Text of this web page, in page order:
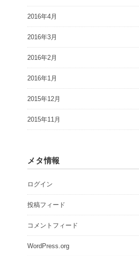
2016年4月
2016年3月
2016年2月
2016年1月
2015年12月
2015年11月
メタ情報
ログイン
投稿フィード
コメントフィード
WordPress.org